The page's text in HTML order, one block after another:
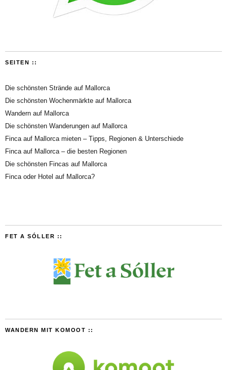
SEITEN ::
Die schönsten Strände auf Mallorca
Die schönsten Wochenmärkte auf Mallorca
Wandern auf Mallorca
Die schönsten Wanderungen auf Mallorca
Finca auf Mallorca mieten – Tipps, Regionen & Unterschiede
Finca auf Mallorca – die besten Regionen
Die schönsten Fincas auf Mallorca
Finca oder Hotel auf Mallorca?
FET A SÓLLER ::
WANDERN MIT KOMOOT ::